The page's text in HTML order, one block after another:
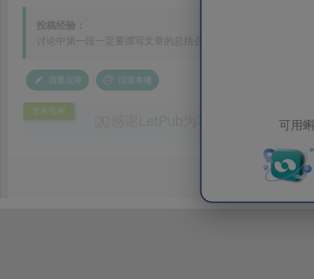
可用
投稿经验：
讨论中第一段一定要撰写文章的总括么？
我要点评 回复本楼
发表范例
感谢LetPub为本论文提供专业
效应及界面电荷传输等研究内容，
论述逻辑进行了系统梳理，使研究
析及机理讨论之间的关系更加清晰